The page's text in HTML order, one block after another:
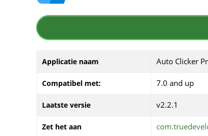
Applicatie naam Auto Clicker
Compatibel met: 7.0 and up
Laatste versie v2.2.1
Zet het aan